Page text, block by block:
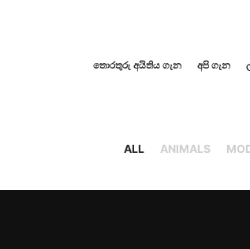
තොරතුරු අයිතිය ගැන අපි ගැන
ALL ANIMALS